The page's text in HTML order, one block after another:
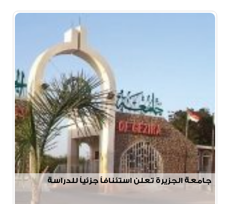
جامعة الجزيرة تعلن استئنافاً جزئياً للدراسة